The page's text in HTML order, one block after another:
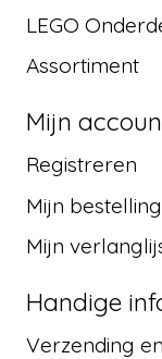
LEGO
Assortiment
Mijn
Registreren
Mijn
Mijn
Handige
Verzending